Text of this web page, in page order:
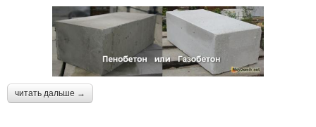
читать дальше →